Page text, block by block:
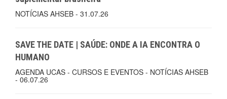
NOTÍCIAS AHSEB - 31.07.26
SAVE THE DATE | SAÚDE: ONDE A IA ENCONTRA O
HUMANO
AGENDA UCAS - CURSOS E EVENTOS - NOTÍCIAS AHSEB
- 06.07.26